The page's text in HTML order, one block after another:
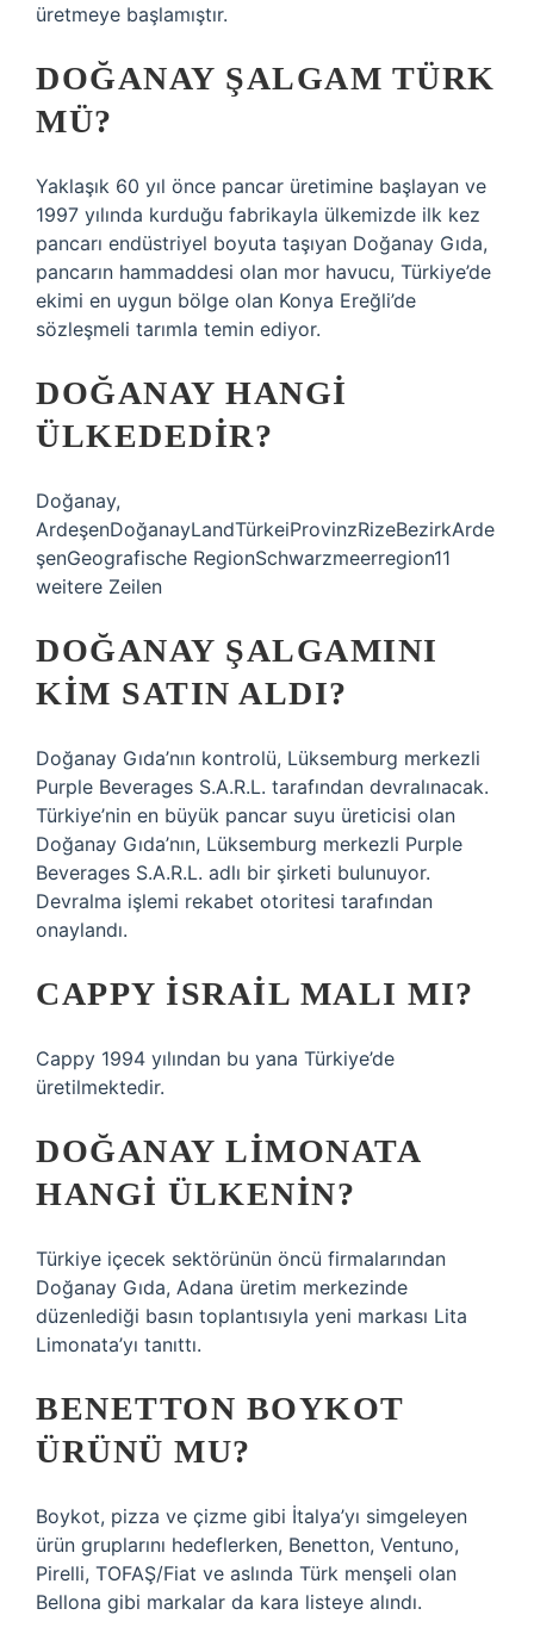
üretmeye başlamıştır.
DOĞANAY ŞALGAM TÜRK
MÜ?
Yaklaşık 60 yıl önce pancar üretimine başlayan ve
1997 yılında kurduğu fabrikayla ülkemizde ilk kez
pancarı endüstriyel boyuta taşıyan Doğanay Gıda,
pancarın hammaddesi olan mor havucu, Türkiye’de
ekimi en uygun bölge olan Konya Ereğli’de
sözleşmeli tarımla temin ediyor.
DOĞANAY HANGI
ÜLKEDEDIR?
Doğanay,
ArdeşenDoğanayLandTürkeiProvinzRizeBezirkArde
şenGeografische RegionSchwarzmeerregion11
weitere Zeilen
DOĞANAY ŞALGAMINI
KIM SATIN ALDI?
Doğanay Gıda’nın kontrolü, Lüksemburg merkezli
Purple Beverages S.A.R.L. tarafından devralınacak.
Türkiye’nin en büyük pancar suyu üreticisi olan
Doğanay Gıda’nın, Lüksemburg merkezli Purple
Beverages S.A.R.L. adlı bir şirketi bulunuyor.
Devralma işlemi rekabet otoritesi tarafından
onaylandı.
CAPPY İSRAIL MALI MI?
Cappy 1994 yılından bu yana Türkiye’de
üretilmektedir.
DOĞANAY LIMONATA
HANGI ÜLKENIN?
Türkiye içecek sektörünün öncü firmalarından
Doğanay Gıda, Adana üretim merkezinde
düzenlediği basın toplantısıyla yeni markası Lita
Limonata’yı tanıttı.
BENETTON BOYKOT
ÜRÜNÜ MU?
Boykot, pizza ve çizme gibi İtalya’yı simgeleyen
ürün gruplarını hedeflerken, Benetton, Ventuno,
Pirelli, TOFAŞ/Fiat ve aslında Türk menşeli olan
Bellona gibi markalar da kara listeye alındı.